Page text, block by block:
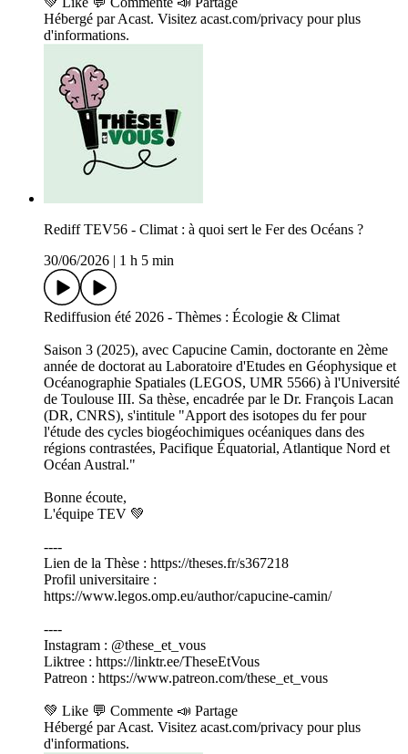
Hébergé par Acast. Visitez acast.com/privacy pour plus
d'informations.
Rediff TEV56 - Climat : à quoi sert le Fer des Océans ?
30/06/2026
1 h 5 min
Rediffusion été 2026 - Thèmes : Écologie & Climat
Saison 3 (2025), avec Capucine Camin, doctorante en 2ème
année de doctorat au Laboratoire d'Etudes en Géophysique et
Océanographie Spatiales (LEGOS, UMR 5566) à l'Université
de Toulouse III. Sa thèse, encadrée par le Dr. François Lacan
(DR, CNRS), s'intitule "Apport des isotopes du fer pour
l'étude des cycles biogéochimiques océaniques dans des
régions contrastées, Pacifique Équatorial, Atlantique Nord et
Océan Austral."
Bonne écoute,
L'équipe TEV 💚
----
Lien de la Thèse : https://theses.fr/s367218
Profil universitaire :
https://www.legos.omp.eu/author/capucine-camin/
----
Instagram : @these_et_vous
Liktree : https://linktr.ee/TheseEtVous
Patreon : https://www.patreon.com/these_et_vous
💚 Like 💬 Commente 📣 Partage
Hébergé par Acast. Visitez acast.com/privacy pour plus
d'informations.